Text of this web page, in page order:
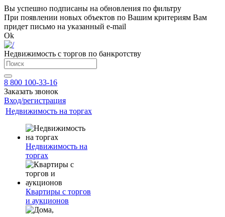
Вы успешно подписаны на обновления по фильтру
При появлении новых объектов по Вашим критериям Вам
придет письмо на указанный e-mail
Ok
Недвижимость с торгов по банкротству
8 800 100-33-16
Заказать звонок
Вход/регистрация
Недвижимость на торгах
Недвижимость на
торгах
Квартиры с торгов
и аукционов